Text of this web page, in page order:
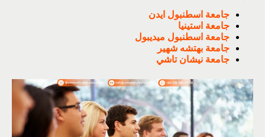
جامعة اسطنبول ايدن
جامعة استينيا
جامعة اسطنبول ميديبول
جامعة بهتشه شهير
جامعة نيشان تاشي